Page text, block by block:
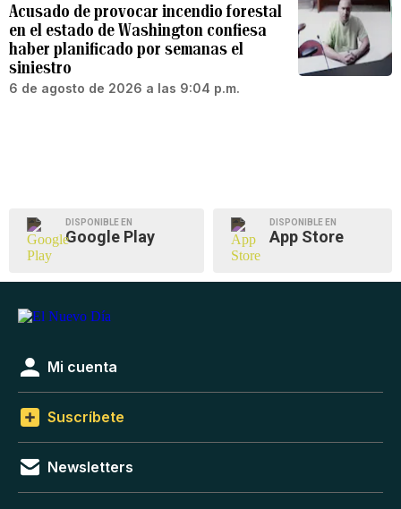
Acusado de provocar incendio forestal
en el estado de Washington confiesa
haber planificado por semanas el
siniestro
6 de agosto de 2026 a las 9:04 p.m.
DISPONIBLE EN
Google Play
DISPONIBLE EN
App Store
Mi cuenta
Suscríbete
Newsletters